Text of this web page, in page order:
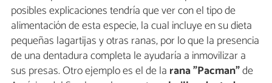
posibles explicaciones tendría que ver con el tipo de
alimentación de esta especie, la cual incluye en su dieta
pequeñas lagartijas y otras ranas, por lo que la presencia
de una dentadura completa le ayudaría a inmovilizar a
sus presas. Otro ejemplo es el de la rana "Pacman"de